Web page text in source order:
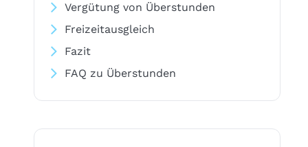
Vergütung von Überstunden
Freizeitausgleich
Fazit
FAQ zu Überstunden